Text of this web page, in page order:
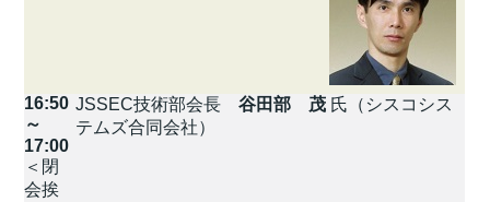
16:50
～
17:00
＜閉
会挨
JSSEC技術部会長谷田部 茂 氏（シスコシス
テムズ合同会社）